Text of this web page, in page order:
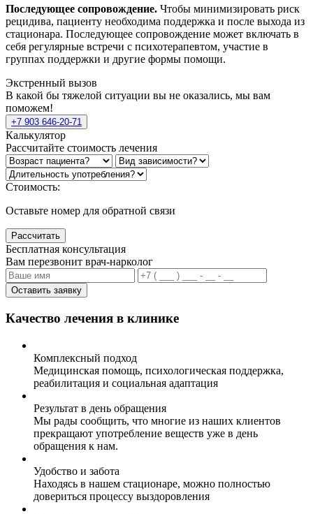
Последующее сопровождение. Чтобы минимизировать риск
рецидива, пациенту необходима поддержка и после выхода из
стационара. Последующее сопровождение может включать в
себя регулярные встречи с психотерапевтом, участие в
группах поддержки и другие формы помощи.
Экстренный вызов
В какой бы тяжелой ситуации вы не оказались, мы вам
поможем!
+7 903 646-20-71
Калькулятор
Рассчитайте стоимость лечения
Стоимость:
Оставьте номер для обратной связи
Рассчитать
Бесплатная консультация
Вам перезвонит врач-нарколог
Оставить заявку
Качество лечения в клинике
Комплексный подход
Медицинская помощь, психологическая поддержка,
реабилитация и социальная адаптация
Результат в день обращения
Мы рады сообщить, что многие из наших клиентов
прекращают употребление веществ уже в день
обращения к нам.
Удобство и забота
Находясь в нашем стационаре, можно полностью
довериться процессу выздоровления